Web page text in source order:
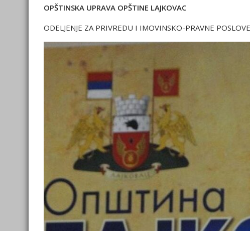
OPŠTINSKA UPRAVA OPŠTINE LAJKOVAC
ODELJENJE ZA PRIVREDU I IMOVINSKO-PRAVNE POSLOVE